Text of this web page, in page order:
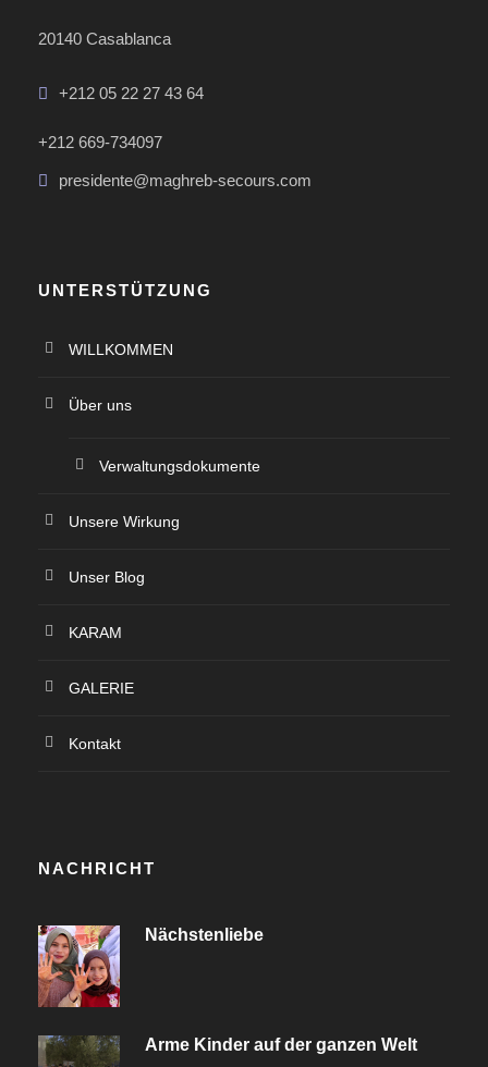
20140 Casablanca
+212 05 22 27 43 64
+212 669-734097
presidente@maghreb-secours.com
UNTERSTÜTZUNG
WILLKOMMEN
Über uns
Verwaltungsdokumente
Unsere Wirkung
Unser Blog
KARAM
GALERIE
Kontakt
NACHRICHT
Nächstenliebe
Arme Kinder auf der ganzen Welt